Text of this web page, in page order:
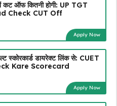
ऑफ कितनी होगी: UP TGT
Check CUT Off
Apply Now
स्कोरकार्ड डायरेक्ट लिंक से: CUET
Kare Scorecard
Apply Now